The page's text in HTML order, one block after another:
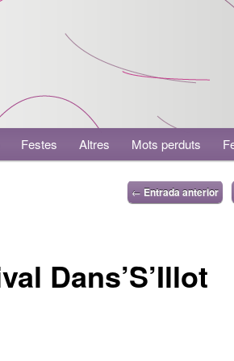
Festes Altres Mots perduts
← Entrada anterior
Dans’S’Illot